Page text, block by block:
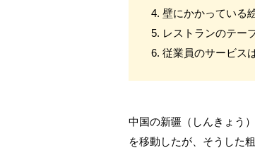
4. 壁にかかっている
5. レストランのテー
6. 従業員のサービス
中国の新疆（しんきょう
を移動したが、そうした